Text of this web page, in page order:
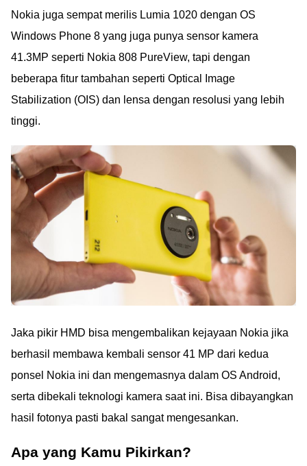
Nokia juga sempat merilis Lumia 1020 dengan OS
Windows Phone 8 yang juga punya sensor kamera
41.3MP seperti Nokia 808 PureView, tapi dengan
beberapa fitur tambahan seperti Optical Image
Stabilization (OIS) dan lensa dengan resolusi yang lebih
tinggi.
Jaka pikir HMD bisa mengembalikan kejayaan Nokia jika
berhasil membawa kembali sensor 41 MP dari kedua
ponsel Nokia ini dan mengemasnya dalam OS Android,
serta dibekali teknologi kamera saat ini. Bisa dibayangkan
hasil fotonya pasti bakal sangat mengesankan.
Apa yang Kamu Pikirkan?